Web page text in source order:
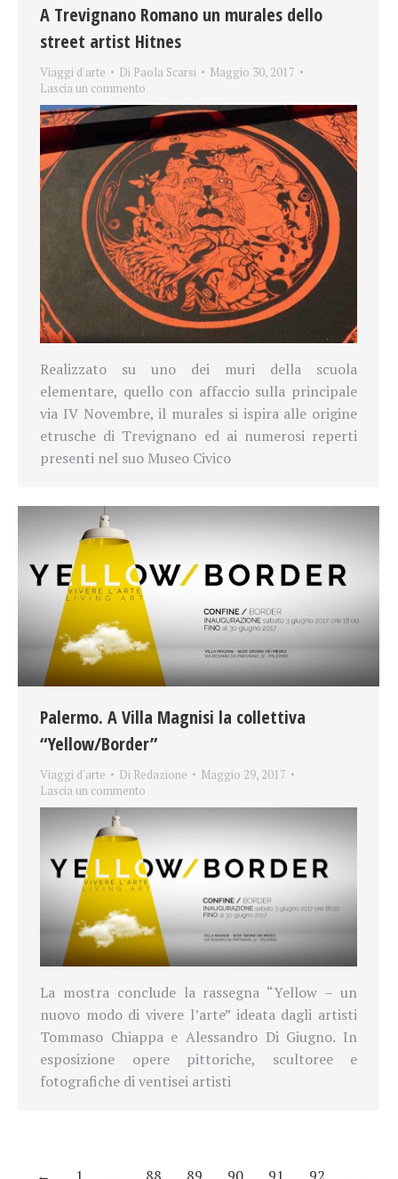
A Trevignano Romano un murales dello
street artist Hitnes
Viaggi d'arte Di Paola Scarsi
Maggio 30, 2017
Lascia un commento
Realizzato su uno dei muri della scuola
elementare, quello con affaccio sulla principale
via IV Novembre, il murales si ispira alle origine
etrusche di Trevignano ed ai numerosi reperti
presenti nel suo Museo Civico
Palermo. A Villa Magnisi la collettiva
“Yellow/Border”
Viaggi d'arte Di Redazione
Maggio 29, 2017
Lascia un commento
La mostra conclude la rassegna “Yellow – un
nuovo modo di vivere l’arte” ideata dagli artisti
Tommaso Chiappa e Alessandro Di Giugno. In
esposizione opere pittoriche, scultoree e
fotografiche di ventisei artisti